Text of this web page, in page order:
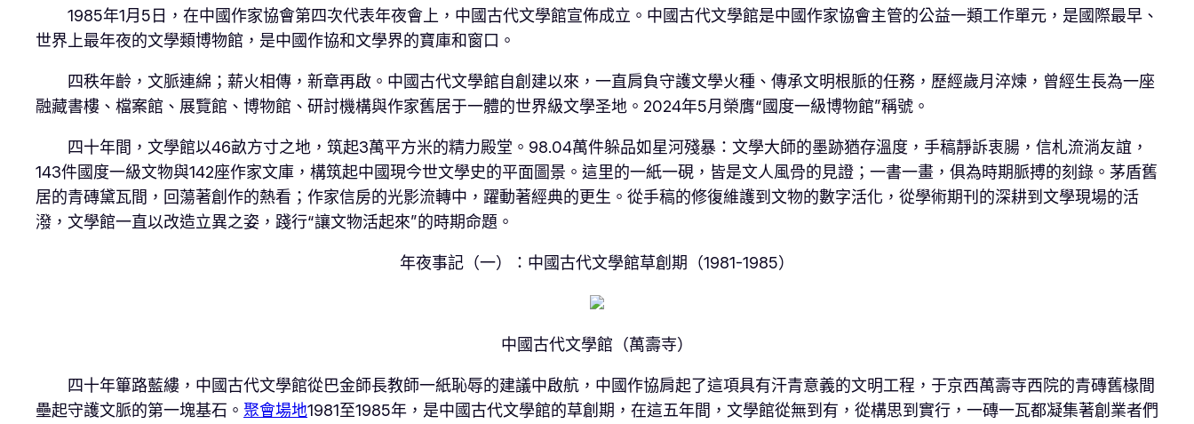
1985年1月5日，在中國作家協會第四次代表年夜會上，中國古代文學館宣佈成立。中國古代文學館是中國作家協會主管的公益一類工作單元，是國際最早、
世界上最年夜的文學類博物館，是中國作協和文學界的寶庫和窗口。
四秩年齡，文脈連綿；薪火相傳，新章再啟。中國古代文學館自創建以來，一直肩負守護文學火種、傳承文明根脈的任務，歷經歲月淬煉，曾經生長為一座
融藏書樓、檔案館、展覽館、博物館、研討機構與作家舊居于一體的世界級文學圣地。2024年5月榮膺“國度一級博物館”稱號。
四十年間，文學館以46畝方寸之地，筑起3萬平方米的精力殿堂。98.04萬件躲品如星河殘暴：文學大師的墨跡猶存溫度，手稿靜訴衷腸，信札流淌友誼，
143件國度一級文物與142座作家文庫，構筑起中國現今世文學史的平面圖景。這里的一紙一硯，皆是文人風骨的見證；一書一畫，俱為時期脈搏的刻錄。茅盾舊
居的青磚黛瓦間，回蕩著創作的熱看；作家信房的光影流轉中，躍動著經典的更生。從手稿的修復維護到文物的數字活化，從學術期刊的深耕到文學現場的活
潑，文學館一直以改造立異之姿，踐行“讓文物活起來”的時期命題。
年夜事記（一）：中國古代文學館草創期（1981-1985）
中國古代文學館（萬壽寺）
四十年篳路藍縷，中國古代文學館從巴金師長教師一紙恥辱的建議中啟航，中國作協肩起了這項具有汗青意義的文明工程，于京西萬壽寺西院的青磚舊椽間
壘起守護文脈的第一塊基石。 聚會場地1981至1985年，是中國古代文學館的草創期，在這五年間，文學館從無到有，從構思到實行，一磚一瓦都凝集著創業者們